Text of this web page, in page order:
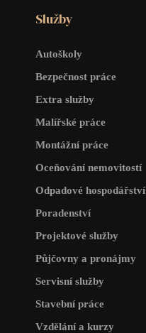
Služby
Autoškoly
Bezpečnost práce
Extra služby
Malířské práce
Montážní práce
Oceňování nemovitostí
Odpadové hospodářství
Poradenství
Projektové služby
Půjčovny a pronájmy
Servisní služby
Stavební práce
Vzdělání a kurzy